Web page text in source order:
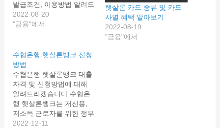
발급조건, 이용방법 알려드
리겠습니다. 삼성 햇살론
카드 삼성 햇살론 카드는
분에 한해 신청이 가능하며
유효기간이 남은 삼성카드
의 개인 신용카드를 보유한
회원은 발급이 제외됩니다.
체크카드 소액기능을 이용
하는 고객 및 하애프사카드
이용 고객도 포함됩니
다. …
2022-08-20
"금융"에서
햇살론 카드 종류 및 카드
사별 혜택 알아보기
2022-08-19
"금융"에서
수협은행 햇살론뱅크 신청
방법
수협은행 햇살론뱅크 대출
자격 및 신청방법에 대해
알려드리겠습니다.수협은
행 햇살론뱅크는 저신용,
저소득 근로자를 위한 정부
지원상품입니다. 수협은행
2022-12-11